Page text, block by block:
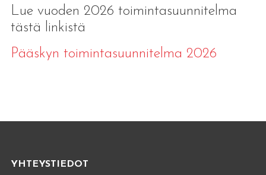
Lue vuoden 2026 toimintasuunnitelma
tästä linkistä
Pääskyn toimintasuunnitelma 2026
YHTEYSTIEDOT